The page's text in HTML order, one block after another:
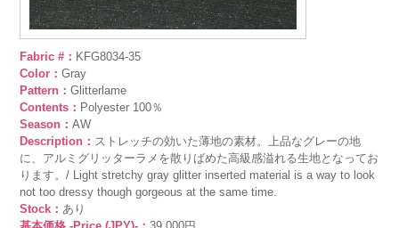
Fabric #： KFG8034-35
Color：Gray
Pattern：Glitterlame
Contents： Polyester 100％
Season：AW
Description： ストレッチの効いた薄地の素材。上品なグレーの地
に、アルミグリッターラメを散りばめた高級感溢れる生地となってお
ります。/ Light stretchy gray glitter inserted material is a way to look
not too dressy though gorgeous at the same time.
Stock：あり